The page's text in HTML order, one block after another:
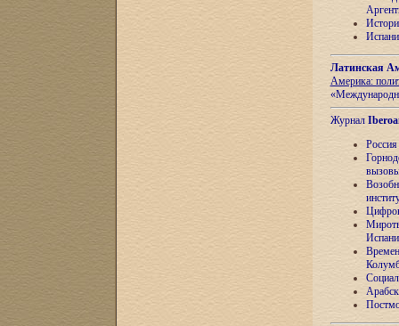
Латинская
Америка:
Журнал